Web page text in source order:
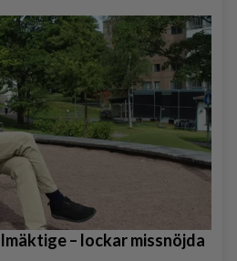
– lockar missnöjda